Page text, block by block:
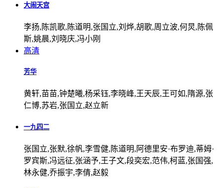
大闹天宫
李扬,陈凯歌,陈道明,张国立,刘烨,胡歌,周立波,何炅,陈佩
斯,姚晨,刘晓庆,冯小刚
高清
芳华
黄轩,苗苗,钟楚曦,杨采钰,李晓峰,王天辰,王可如,隋源,张
仁博,苏岩,张国立,赵立新
一九四二
张国立,张默,徐帆,李雪健,陈道明,阿德里安·布罗迪,蒂姆·
罗宾斯,冯远征,张涵予,王子文,段奕宏,范伟,柯蓝,张国强,
林永健,乔振宇,李倩,赵毅